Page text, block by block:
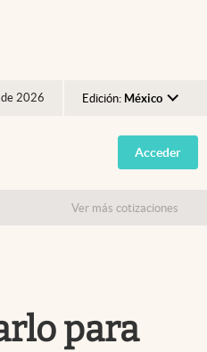
2026 Edición: México
Argentina
España
USA
Acceder
Ver más cotizaciones
para